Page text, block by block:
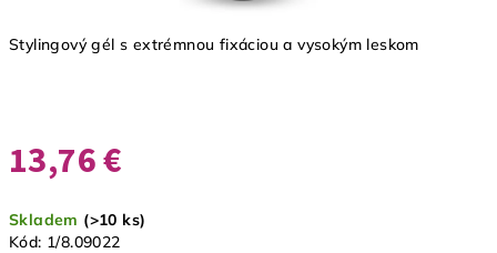
Stylingový gél s extrémnou fixáciou a vysokým leskom
13,76 €
cena:
Skladem (>10 ks)
Kód: 1/8.09022